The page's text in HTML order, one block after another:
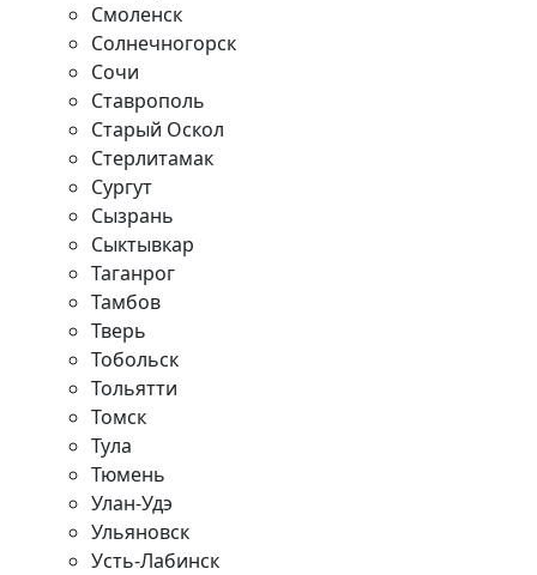
Смоленск
Солнечногорск
Сочи
Ставрополь
Старый Оскол
Стерлитамак
Сургут
Сызрань
Сыктывкар
Таганрог
Тамбов
Тверь
Тобольск
Тольятти
Томск
Тула
Тюмень
Улан-Удэ
Ульяновск
Усть-Лабинск